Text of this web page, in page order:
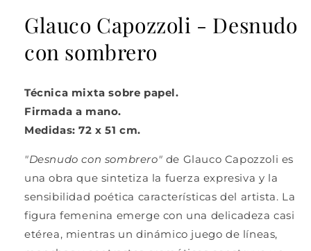
ventana
modal
Glauco Capozzoli - Desnudo
con sombrero
Técnica mixta sobre papel.
Firmada a mano.
Medidas: 72 x 51 cm.
"Desnudo con sombrero" de Glauco Capozzoli es
una obra que sintetiza la fuerza expresiva y la
sensibilidad poética características del artista. La
figura femenina emerge con una delicadeza casi
etérea, mientras un dinámico juego de líneas,